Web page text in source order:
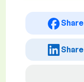
Share
Share